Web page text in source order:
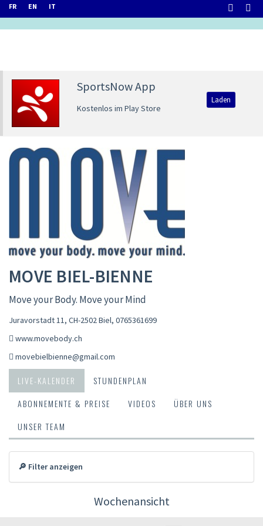
FR EN IT
SportsNow App
Kostenlos im Play Store
Laden
MOVE BIEL-BIENNE
Move your Body. Move your Mind
Juravorstadt 11, CH-2502 Biel, 0765361699
www.movebody.ch
movebielbienne@gmail.com
LIVE-KALENDER
STUNDENPLAN
ABONNEMENTE & PREISE
VIDEOS
ÜBER UNS
UNSER TEAM
🔎 Filter anzeigen
Wochenansicht